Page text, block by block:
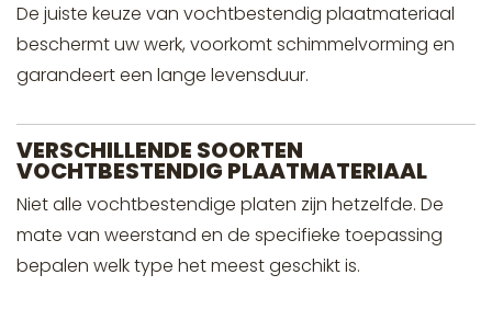
De juiste keuze van vochtbestendig plaatmateriaal
beschermt uw werk, voorkomt schimmelvorming en
garandeert een lange levensduur.
VERSCHILLENDE SOORTEN
VOCHTBESTENDIG PLAATMATERIAAL
Niet alle vochtbestendige platen zijn hetzelfde. De
mate van weerstand en de specifieke toepassing
bepalen welk type het meest geschikt is.